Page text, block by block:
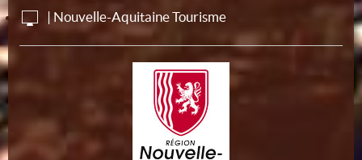
| Nouvelle-Aquitaine Tourisme